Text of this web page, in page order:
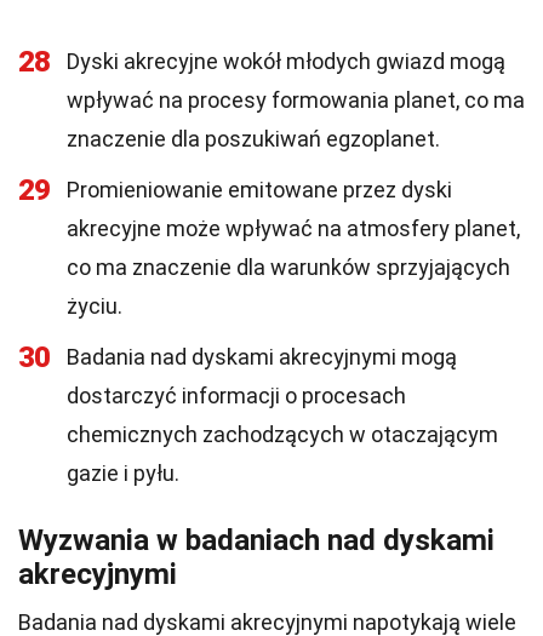
28
Dyski akrecyjne wokół młodych gwiazd mogą
wpływać na procesy formowania planet, co ma
znaczenie dla poszukiwań egzoplanet.
29
Promieniowanie emitowane przez dyski
akrecyjne może wpływać na atmosfery planet,
co ma znaczenie dla warunków sprzyjających
życiu.
30
Badania nad dyskami akrecyjnymi mogą
dostarczyć informacji o procesach
chemicznych zachodzących w otaczającym
gazie i pyłu.
Wyzwania w badaniach nad dyskami
akrecyjnymi
Badania nad dyskami akrecyjnymi napotykają wiele